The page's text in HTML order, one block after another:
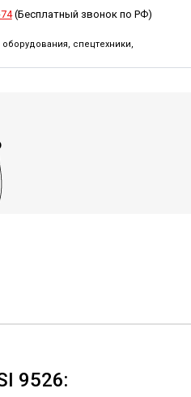
(Бесплатный звонок по РФ)
спецтехники,
9526: